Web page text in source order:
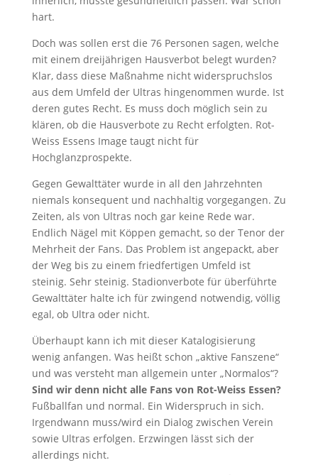
hart.
Doch was sollen erst die 76 Personen sagen, welche
mit einem dreijährigen Hausverbot belegt wurden?
Klar, dass diese Maßnahme nicht widerspruchslos
aus dem Umfeld der Ultras hingenommen wurde. Ist
deren gutes Recht. Es muss doch möglich sein zu
klären, ob die Hausverbote zu Recht erfolgten. Rot-
Weiss Essens Image taugt nicht für
Hochglanzprospekte.
Gegen Gewalttäter wurde in all den Jahrzehnten
niemals konsequent und nachhaltig vorgegangen. Zu
Zeiten, als von Ultras noch gar keine Rede war.
Endlich Nägel mit Köppen gemacht, so der Tenor der
Mehrheit der Fans. Das Problem ist angepackt, aber
der Weg bis zu einem friedfertigen Umfeld ist
steinig. Sehr steinig. Stadionverbote für überführte
Gewalttäter halte ich für zwingend notwendig, völlig
egal, ob Ultra oder nicht.
Überhaupt kann ich mit dieser Katalogisierung
wenig anfangen. Was heißt schon „aktive Fanszene“
und was versteht man allgemein unter „Normalos“?
Sind wir denn nicht alle Fans von Rot-Weiss Essen?
Fußballfan und normal. Ein Widerspruch in sich.
Irgendwann muss/wird ein Dialog zwischen Verein
sowie Ultras erfolgen. Erzwingen lässt sich der
allerdings nicht.